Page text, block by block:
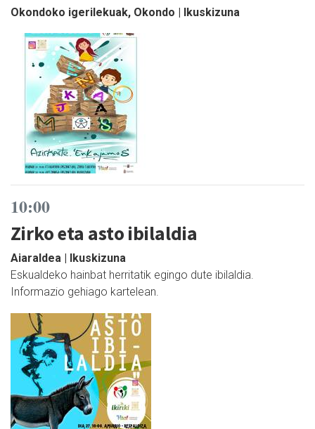
Okondoko igerilekuak, Okondo | Ikuskizuna
10:00
Zirko eta asto ibilaldia
Aiaraldea | Ikuskizuna
Eskualdeko hainbat herritatik egingo dute ibilaldia.
Informazio gehiago kartelean.